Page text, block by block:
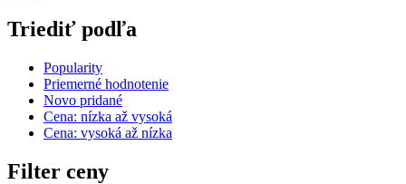
Triediť podľa
Popularity
Priemerné hodnotenie
Novo pridané
Cena: nízka až vysoká
Cena: vysoká až nízka
Filter ceny